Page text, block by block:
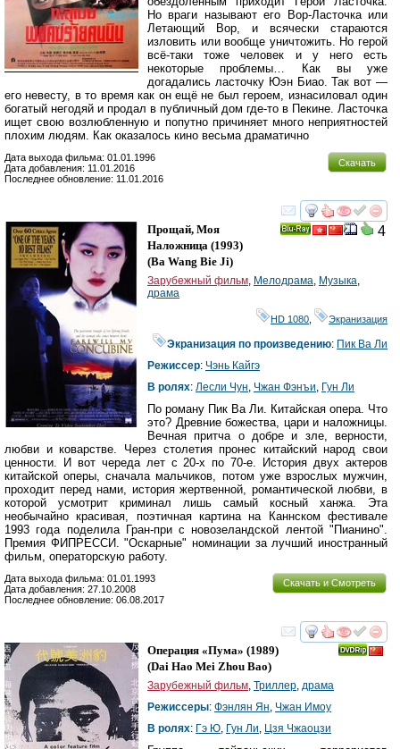
Но враги называют его Вор-Ласточка или
Летающий Вор, и всячески стараются
изловить или вообще уничтожить. Но герой
всё-таки тоже человек и у него есть
некоторые проблемы… Как вы уже
догадались ласточку Юэн Биао. Так вот —
его невесту, в то время как он ещё не был героем, изнасиловал один
богатый негодяй и продал в публичный дом где-то в Пекине. Ласточка
ищет свою возлюбленную и попутно причиняет много неприятностей
плохим людям. Как оказалось кино весьма драматично
Скачать
Дата выхода фильма: 01.01.1996
Дата добавления: 11.01.2016
Последнее обновление: 11.01.2016
смотреть
4
Прощай, Моя
Наложница (1993)
(Ba Wang Bie Ji)
Зарубежный фильм, Мелодрама, Музыка,
драма
HD 1080 Экранизация
Экранизация по произведению: Пик Ва Ли
Режиссер: Чэнь Кайгэ
В ролях: Лесли Чун, Чжан Фэнъи, Гун Ли
По роману Пик Ва Ли. Китайская опера. Что
это? Древние божества, цари и наложницы.
Вечная притча о добре и зле, верности,
любви и коварстве. Через столетия пронес китайский народ свои
ценности. И вот череда лет с 20-х по 70-е. История двух актеров
китайской оперы, сначала мальчиков, потом уже взрослых мужчин,
проходит перед нами, история жертвенной, романтической любви, в
которой усмотрит криминал лишь самый косный ханжа. Эта
необычайно красивая, поэтичная картина на Каннском фестивале
1993 года поделила Гран-при с новозеландской лентой "Пианино".
Премия ФИПРЕССИ. "Оскарные" номинации за лучший иностранный
фильм, операторскую работу.
Скачать и Смотреть
Дата выхода фильма: 01.01.1993
Дата добавления: 27.10.2008
Последнее обновление: 06.08.2017
смотреть
Операция «Пума» (1989)
(Dai Hao Mei Zhou Bao)
Зарубежный фильм, Триллер, драма
Режиссеры: Фэнлян Ян, Чжан Имоу
В ролях: Гэ Ю, Гун Ли, Цзя Чжаоцзи